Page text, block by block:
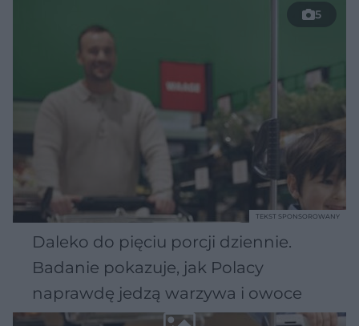
5
Daleko do pięciu porcji dziennie.
Badanie pokazuje, jak Polacy
naprawdę jedzą warzywa i owoce
TEKST SPONSOROWANY